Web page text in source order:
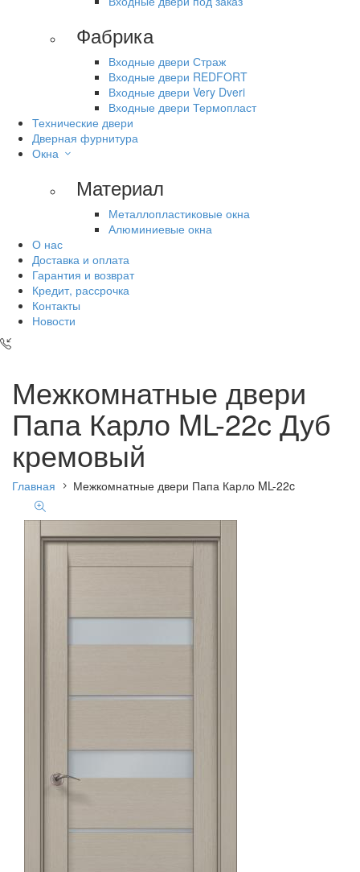
Фабрика
Входные двери Страж
Входные двери REDFORT
Входные двери Very Dveri
Входные двери Термопласт
Технические двери
Дверная фурнитура
Окна
Материал
Металлопластиковые окна
Алюминиевые окна
О нас
Доставка и оплата
Гарантия и возврат
Кредит, рассрочка
Контакты
Новости
Межкомнатные двери
Папа Карло ML-22c Дуб
кремовый
Главная Межкомнатные двери Папа Карло ML-22c